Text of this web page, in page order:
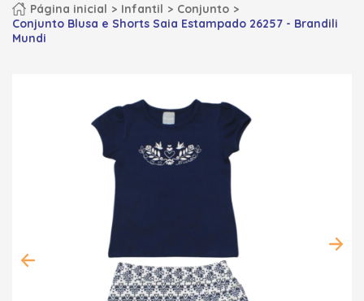
Página inicial Infantil
Conjunto
Conjunto Blusa e Shorts Saia Estampado 26257 - Brandili
Mundi